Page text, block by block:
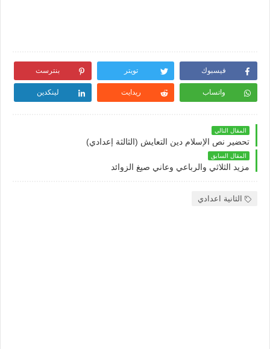
فيسبوك تويتر بنترست
واتساب ريدايت لينكدين
المقال التالي
تحضير نص الإسلام دين التعايش (الثالثة إعدادي)
المقال السابق
مزيد الثلاثي والرباعي وعاني صيغ الزوائد
الثانية اعدادي